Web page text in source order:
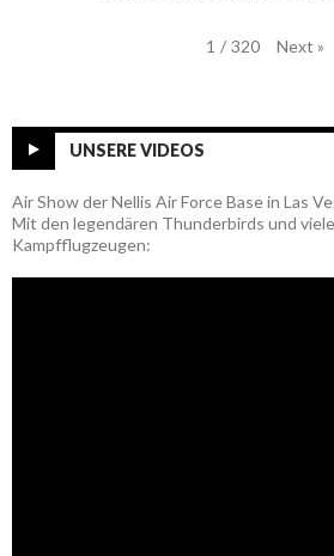
1 / 320 Next »
UNSERE VIDEOS
Air Show der Nellis Air Force Base in Las
Mit den legendären Thunderbirds und
Kampfflugzeugen: